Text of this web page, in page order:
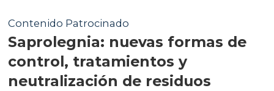
Contenido Patrocinado
Saprolegnia: nuevas formas de
control, tratamientos y
neutralización de residuos